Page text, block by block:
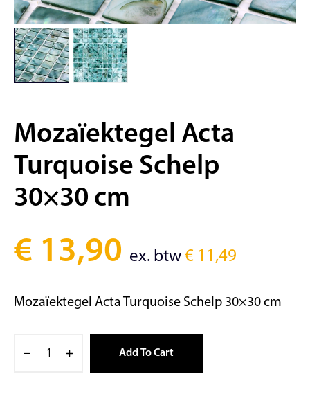
Mozaïektegel Acta
Turquoise Schelp
30×30 cm
€ 13,90 ex. btw € 11,49
Mozaïektegel Acta Turquoise Schelp 30×30 cm
Add To Cart